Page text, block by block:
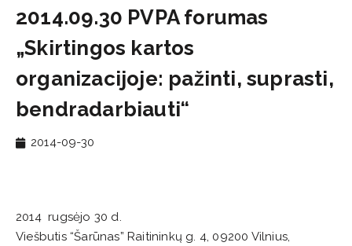
2014.09.30 PVPA forumas
„Skirtingos kartos
organizacijoje: pažinti, suprasti,
bendradarbiauti“
2014-09-30
2014 rugsėjo 30 d.
Viešbutis “Šarūnas” Raitininkų g. 4, 09200 Vilnius,